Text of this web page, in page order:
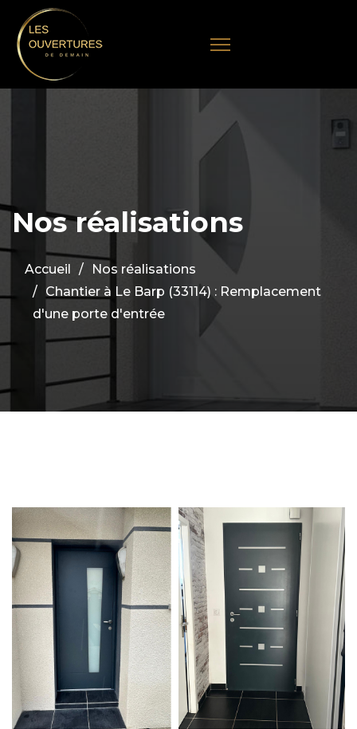
Nos réalisations
Accueil
Nos réalisations
Chantier à Le Barp (33114) : Remplacement
d'une porte d'entrée